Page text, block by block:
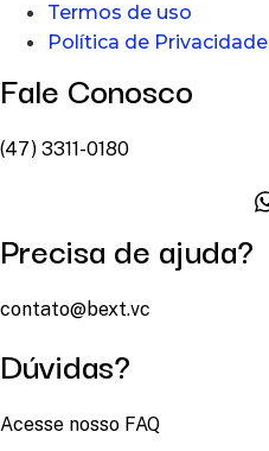
Termos de uso
Política de Privacidade
Fale Conosco
(47) 3311-0180
Precisa de ajuda?
contato@bext.vc
Dúvidas?
Acesse nosso FAQ